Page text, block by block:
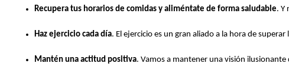
Recupera tus horarios de comidas y aliméntate de forma saludable. Y
Haz ejercicio cada día. El ejercicio es un gran aliado a la hora de
Mantén una actitud positiva. Vamos a mantener una visión